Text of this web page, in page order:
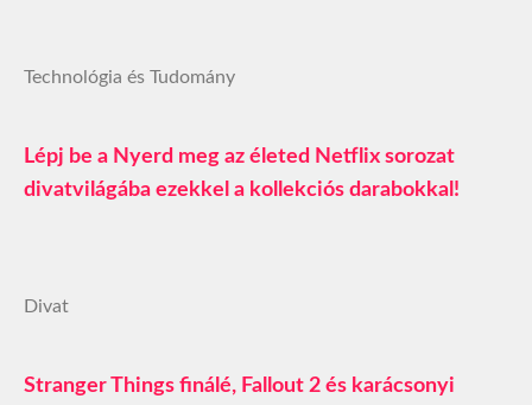
Technológia és Tudomány
Lépj be a Nyerd meg az életed Netflix sorozat
divatvilágába ezekkel a kollekciós darabokkal!
Divat
Stranger Things finálé, Fallout 2 és karácsonyi